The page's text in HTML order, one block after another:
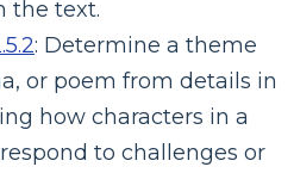
the text.
: Determine a theme
or poem from details in
how characters in a
to challenges or